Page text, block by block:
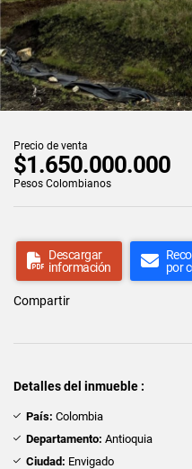
Precio de venta
$1.650.000.000
Pesos Colombianos
Descargar
información
por
Compartir
Detalles del inmueble :
País: Colombia
Departamento: Antioquia
Ciudad: Envigado